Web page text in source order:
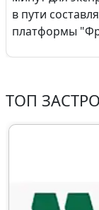
в пути
платформы
ТОП